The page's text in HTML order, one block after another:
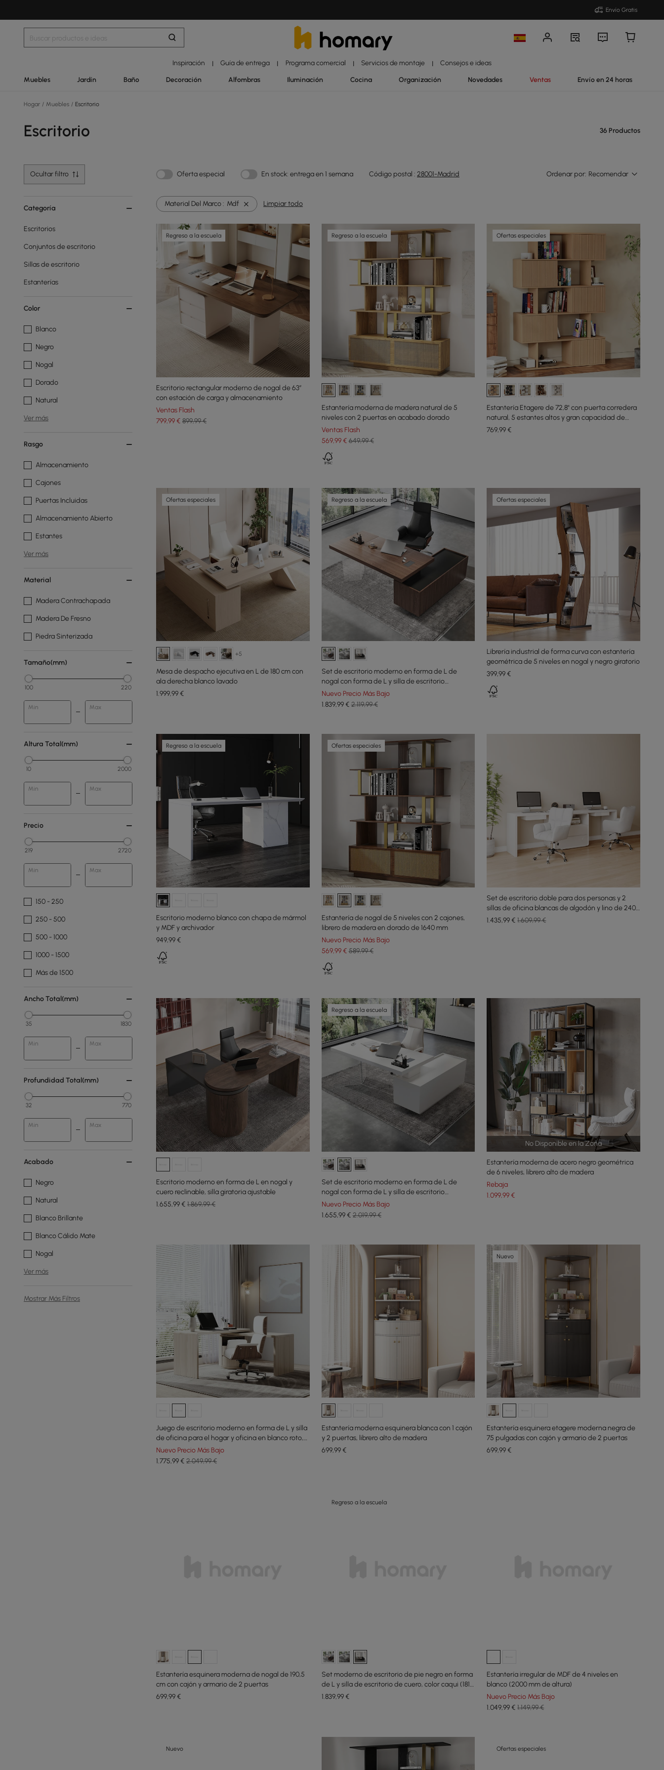
Envío Gratis
Inspiración | Guía de entrega | Programa comercial | Servicios de montaje | Consejos e ideas
Muebles Jardín Baño Decoración Alfombras Iluminación Cocina Organización Novedades Ventas Envío en 24 horas
Hogar / Muebles / Escritorio
Escritorio 36 Productos
Ocultar filtro Oferta especial En stock: entrega en 1 semana Código postal : 28001-Madrid Ordenar por: Recomendar
Categoría
Escritorios
Conjuntos de escritorio
Sillas de escritorio
Estanterías
Color
Blanco
Negro
Nogal
Dorado
Natural
Ver más
Rasgo
Almacenamiento
Cajones
Puertas Incluidas
Almacenamiento Abierto
Estantes
Ver más
Material
Madera Contrachapada
Madera De Fresno
Piedra Sinterizada
Tamaño(mm)
100 220
Min Max
Altura Total(mm)
10 2000
Min Max
Precio
219 2720
Min Max
150 - 250
250 - 500
500 - 1000
1000 - 1500
Más de 1500
Ancho Total(mm)
35 1830
Min Max
Profundidad Total(mm)
32 770
Min Max
Acabado
Negro
Natural
Blanco Brillante
Blanco Cálido Mate
Nogal
Ver más
Mostrar Más Filtros
Material Del Marco : Mdf Limpiar todo
Regreso a la escuela
Escritorio rectangular moderno de nogal de 63”
con estación de carga y almacenamiento
Ventas Flash
799,99€ 899,99 €
Regreso a la escuela
Estantería moderna de madera natural de 5
niveles con 2 puertas en acabado dorado
Ventas Flash
569,99€ 649,99 €
Ofertas especiales
Estantería Etagere de 72,8" con puerta corredera
natural, 5 estantes altos y gran capacidad de
almacenamiento
769,99€
Ofertas especiales
+5
Mesa de despacho ejecutiva en L de 180 cm con
ala derecha blanco lavado
1.999,99€
Regreso a la escuela
Set de escritorio moderno en forma de L de
nogal con forma de L y silla de escritorio
reclinable de cuero (71.5 pulgadas)
Nuevo Precio Más Bajo
1.839,99€ 2.119,99 €
Ofertas especiales
Librería industrial de forma curva con estantería
geométrica de 5 niveles en nogal y negro giratorio
399,99€
Regreso a la escuela
Escritorio moderno blanco con chapa de mármol
y MDF y archivador
949,99€
Ofertas especiales
Estantería de nogal de 5 niveles con 2 cajones,
librero de madera en dorado de 1640 mm
Nuevo Precio Más Bajo
569,99€ 589,99 €
Set de escritorio doble para dos personas y 2
sillas de oficina blancas de algodón y lino de 2400
mm, giratorias
1.435,99€ 1.609,99 €
Escritorio moderno en forma de L en nogal y
cuero reclinable, silla giratoria ajustable
1.655,99€ 1.869,99 €
Regreso a la escuela
Set de escritorio moderno en forma de L de
nogal con forma de L y silla de escritorio
reclinable de cuero (1815 mm)
Nuevo Precio Más Bajo
1.655,99€ 2.019,99 €
No Disponible en la Zona
Estantería moderna de acero negro geométrica
de 6 niveles, librero alto de madera
Rebaja
1.099,99€
Juego de escritorio moderno en forma de L y silla
de oficina para el hogar y oficina en blanco roto,
tapizados y giratorios
Nuevo Precio Más Bajo
1.775,99€ 2.049,99 €
Estantería moderna esquinera blanca con 1 cajón
y 2 puertas, librero alto de madera
699,99€
Nuevo
Estantería esquinera etagere moderna negra de
75 pulgadas con cajón y armario de 2 puertas
699,99€
Estantería esquinera moderna de nogal de 190,5
cm con cajón y armario de 2 puertas
699,99€
Regreso a la escuela
Set moderno de escritorio de pie negro en forma
de L y silla de escritorio de cuero, color caqui (1815
mm)
1.839,99€
Estantería irregular de MDF de 4 niveles en
blanco (2000 mm de altura)
Nuevo Precio Más Bajo
1.049,99€ 1.149,99 €
Nuevo Ofertas especiales